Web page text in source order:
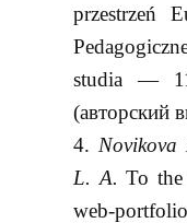
przestrzeń
studia —
(авторский
L. A. To the
web-